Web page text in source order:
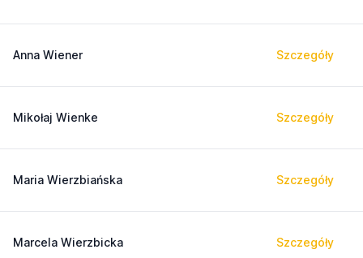
Anna Wiener Szczegóły
Mikołaj Wienke Szczegóły
Maria Wierzbiańska Szczegóły
Marcela Wierzbicka Szczegóły